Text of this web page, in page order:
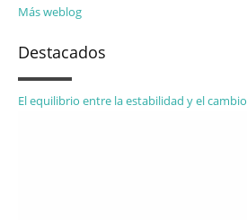
Más weblog
Destacados
El equilibrio entre la estabilidad y el cambio